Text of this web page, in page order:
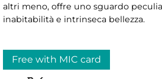
altri meno, offre uno sguardo
inabitabilità e intrinseca bellezza.
Free with MIC card